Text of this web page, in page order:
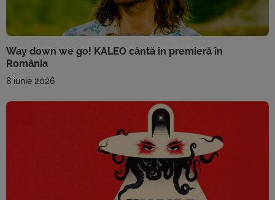
Way down we go! KALEO cântă în premieră în
România
8 iunie 2026